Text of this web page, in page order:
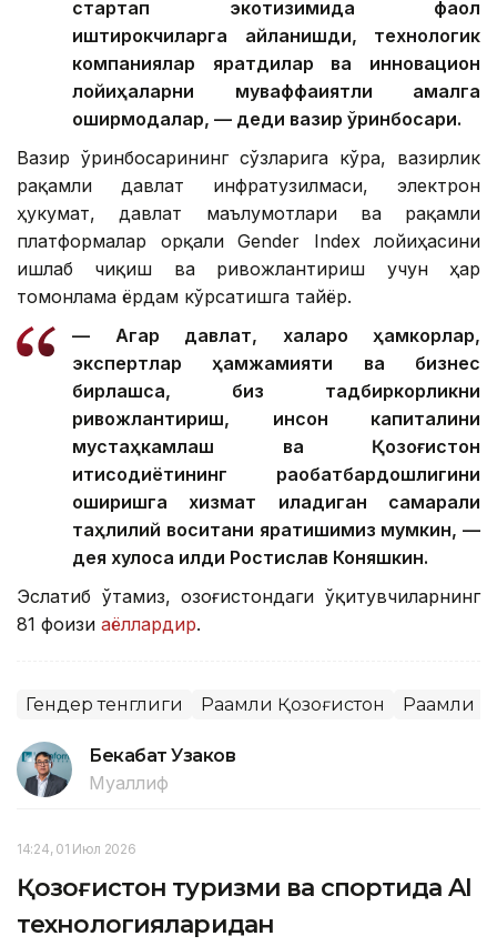
стартап экотизимида фаол
иштирокчиларга айланишди, технологик
компаниялар яратдилар ва инновацион
лойиҳаларни муваффақиятли амалга
оширмоқдалар, — деди вазир ўринбосари.
Вазир ўринбосарининг сўзларига кўра, вазирлик
рақамли давлат инфратузилмаси, электрон
ҳукумат, давлат маълумотлари ва рақамли
платформалар орқали Gender Index лойиҳасини
ишлаб чиқиш ва ривожлантириш учун ҳар
томонлама ёрдам кўрсатишга тайёр.
— Агар давлат, халқаро ҳамкорлар,
экспертлар ҳамжамияти ва бизнес
бирлашса, биз тадбиркорликни
ривожлантириш, инсон капиталини
мустаҳкамлаш ва Қозоғистон
иқтисодиётининг рақобатбардошлигини
оширишга хизмат қиладиган самарали
таҳлилий воситани яратишимиз мумкин, —
дея хулоса қилди Ростислав Коняшкин.
Эслатиб ўтамиз, Қозоғистондаги ўқитувчиларнинг
81 фоизи аёллардир.
Гендер тенглиги Рақамли Қозоғистон Рақамли
Бекабат Узаков
Муаллиф
14:24, 01 Июл 2026
Қозоғистон туризми ва спортида AI
технологияларидан